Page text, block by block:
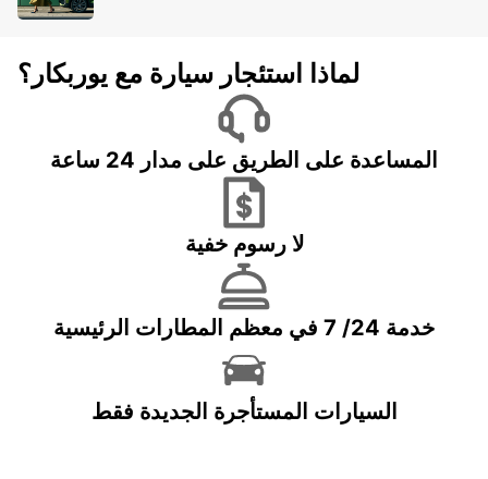
لماذا استئجار سيارة مع يوربكار؟
المساعدة على الطريق على مدار 24 ساعة
لا رسوم خفية
خدمة 24/ 7 في معظم المطارات الرئيسية
السيارات المستأجرة الجديدة فقط